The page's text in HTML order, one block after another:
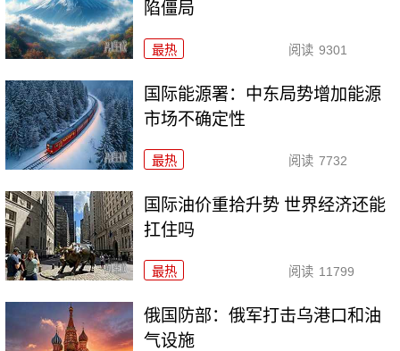
陷僵局
最热 阅读 9301
国际能源署：中东局势增加能源
市场不确定性
最热 阅读 7732
国际油价重拾升势 世界经济还能
扛住吗
最热 阅读 11799
俄国防部：俄军打击乌港口和油
气设施